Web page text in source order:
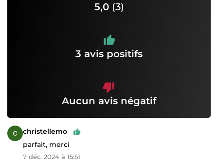
5,0 (3)
3 avis positifs
Aucun avis négatif
christellemo
parfait, merci
7 déc. 2024 à 15:51